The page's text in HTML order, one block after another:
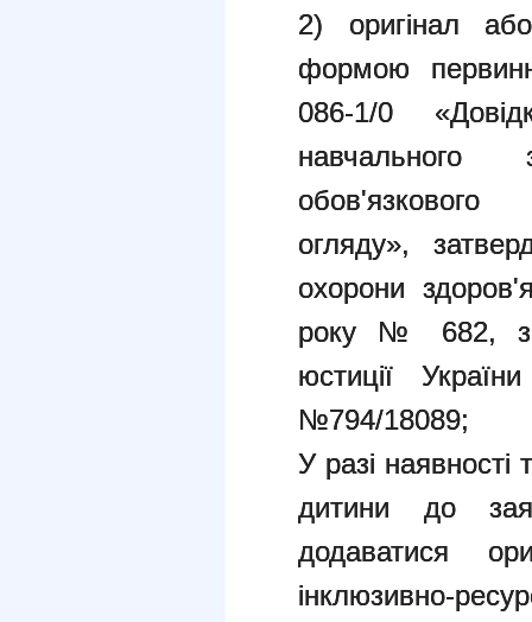
2) оригінал
формою
086-1/0
навчального
обов'язкового
огляду»,
охорони
року № 682,
юстиції
№794/18089;
У разі наявності
дитини до
додаватися
інклюзивно-